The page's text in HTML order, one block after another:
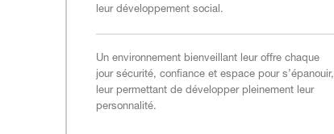
leur développement social.
Un environnement bienveillant leur offre chaque
jour sécurité, confiance et espace pour s’épanouir,
leur permettant de développer pleinement leur
personnalité.